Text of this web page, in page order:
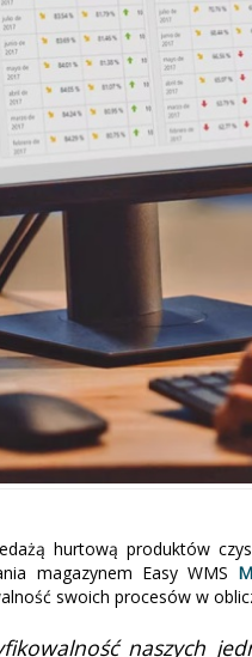
hurtową produktów
magazynem Easy WMS
swoich procesów w
naszych